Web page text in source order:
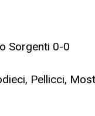
Sorgenti 0-0
Pellicci,